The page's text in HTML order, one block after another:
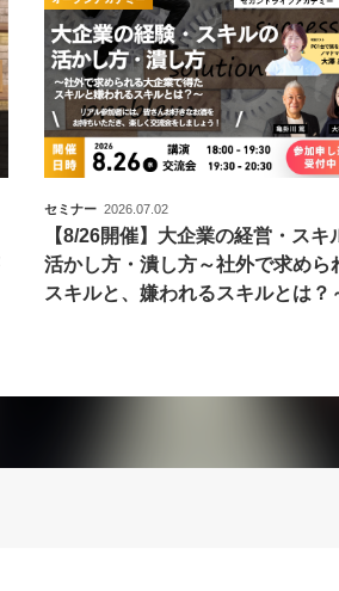
セミナー 2026.07.02
【8/26開催】大企業の経営・スキ
活かし方・潰し方～社外で求めら
スキルと、嫌われるスキルとは？